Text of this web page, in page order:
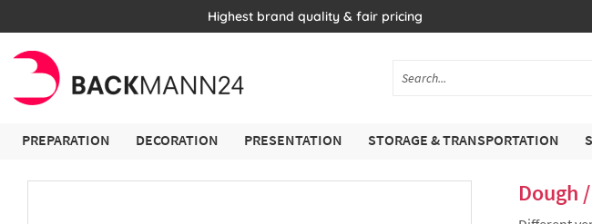
Highest brand quality & fair pricing
PREPARATION DECORATION PRESENTATION STORAGE & TRANSPORTATION
Dough